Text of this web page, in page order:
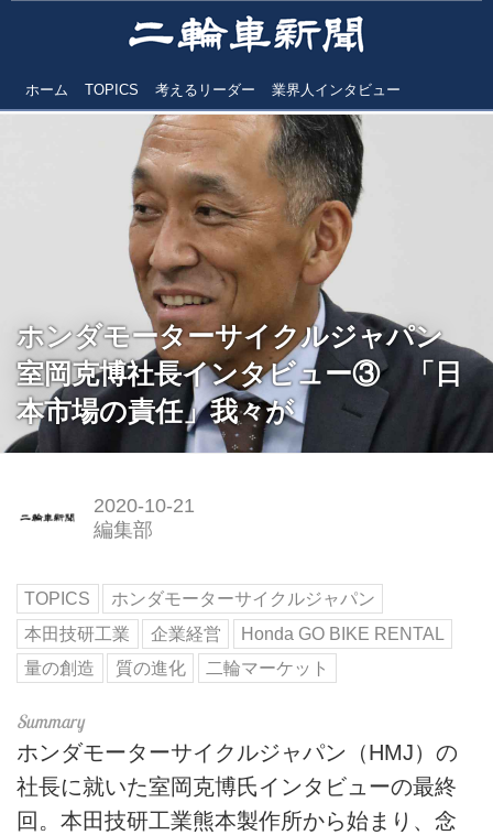
ホーム TOPICS 考えるリーダー 業界人インタビュー
ホンダモーターサイクルジャパン
室岡克博社長インタビュー③ 「日
本市場の責任」我々が
2020-10-21
編集部
TOPICS
ホンダモーターサイクルジャパン
本田技研工業
企業経営
Honda GO BIKE RENTAL
量の創造
質の進化 二輪マーケット
ホンダモーターサイクルジャパン（HMJ）の
社長に就いた室岡克博氏インタビューの最終
回。本田技研工業熊本製作所から始まり、念